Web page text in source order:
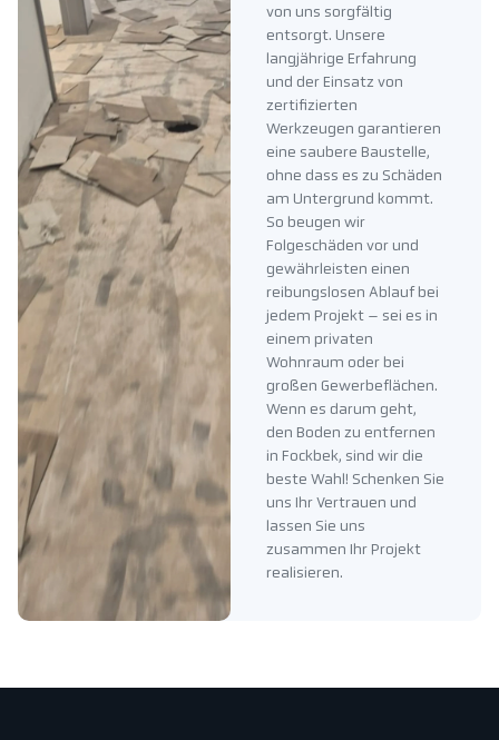
von uns sorgfältig
entsorgt. Unsere
langjährige Erfahrung
und der Einsatz von
zertifizierten
Werkzeugen garantieren
eine saubere Baustelle,
ohne dass es zu Schäden
am Untergrund kommt.
So beugen wir
Folgeschäden vor und
gewährleisten einen
reibungslosen Ablauf bei
jedem Projekt – sei es in
einem privaten
Wohnraum oder bei
großen Gewerbeflächen.
Wenn es darum geht,
den Boden zu entfernen
in Fockbek, sind wir die
beste Wahl! Schenken Sie
uns Ihr Vertrauen und
lassen Sie uns
zusammen Ihr Projekt
realisieren.